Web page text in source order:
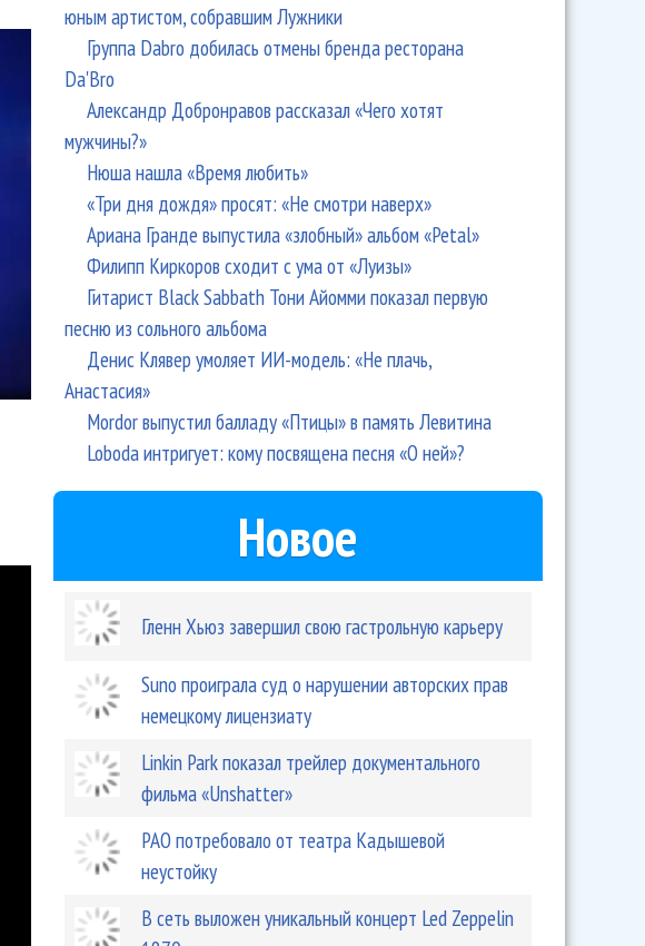
юным артистом, собравшим Лужники
Группа Dabro добилась отмены бренда ресторана
Da'Bro
Александр Добронравов рассказал «Чего хотят
мужчины?»
Нюша нашла «Время любить»
«Три дня дождя» просят: «Не смотри наверх»
Ариана Гранде выпустила «злобный» альбом «Petal»
Филипп Киркоров сходит с ума от «Луизы»
Гитарист Black Sabbath Тони Айомми показал первую
песню из сольного альбома
Денис Клявер умоляет ИИ-модель: «Не плачь,
Анастасия»
Mordor выпустил балладу «Птицы» в память Левитина
Loboda интригует: кому посвящена песня «О ней»?
Новое
Гленн Хьюз завершил свою гастрольную карьеру
Suno проиграла суд о нарушении авторских прав
немецкому лицензиату
Linkin Park показал трейлер документального
фильма «Unshatter»
РАО потребовало от театра Кадышевой
неустойку
В сеть выложен уникальный концерт Led Zeppelin